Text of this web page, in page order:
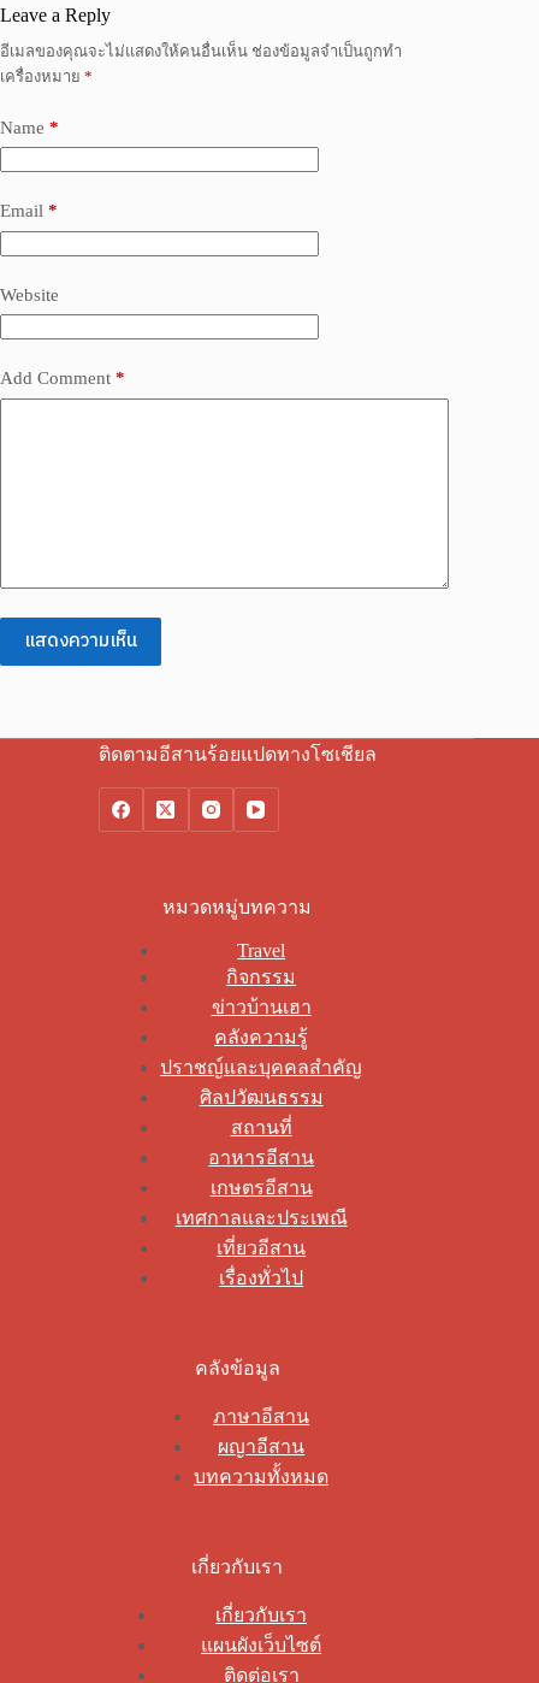
Leave a Reply
อีเมลของคุณจะไม่แสดงให้คนอื่นเห็น ช่องข้อมูลจำเป็นถูกทำ
เครื่องหมาย *
Name *
Email *
Website
Add Comment *
แสดงความเห็น
ติดตามอีสานร้อยแปดทางโซเชียล
หมวดหมู่บทความ
Travel
กิจกรรม
ข่าวบ้านเฮา
คลังความรู้
ปราชญ์และบุคคลสำคัญ
ศิลปวัฒนธรรม
สถานที่
อาหารอีสาน
เกษตรอีสาน
เทศกาลและประเพณี
เที่ยวอีสาน
เรื่องทั่วไป
คลังข้อมูล
ภาษาอีสาน
ผญาอีสาน
บทความทั้งหมด
เกี่ยวกับเรา
เกี่ยวกับเรา
แผนผังเว็บไซต์
ติดต่อเรา